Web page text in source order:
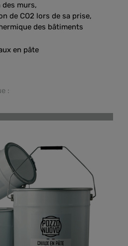
murs,
de CO2 lors de sa prise,
des bâtiments
en pâte
: